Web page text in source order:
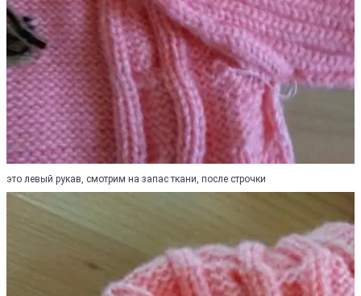
это левый рукав, смотрим на запас ткани, после строчки